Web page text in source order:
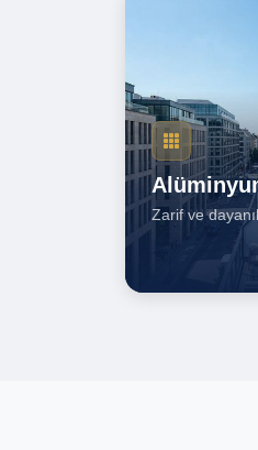
Zarif ve